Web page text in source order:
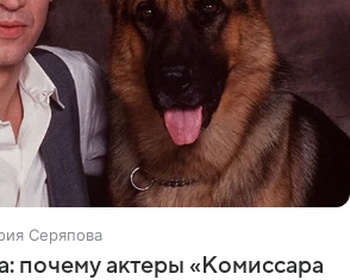
Серяпова
почему актеры «Комиссара